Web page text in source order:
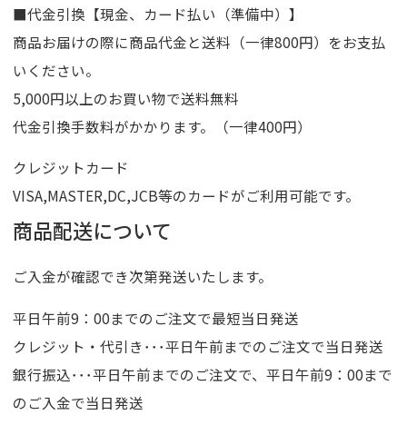
■代金引換【現金、カード払い（準備中）】
商品お届けの際に商品代金と送料（一律800円）をお支払
いください。
5,000円以上のお買い物で送料無料
代金引換手数料がかかります。（一律400円）
クレジットカード
VISA,MASTER,DC,JCB等のカードがご利用可能です。
商品配送について
ご入金が確認でき次第発送いたします。
平日午前9：00までのご注文で最短当日発送
クレジット・代引き･･･平日午前までのご注文で当日発送
銀行振込･･･平日午前までのご注文で、平日午前9：00まで
のご入金で当日発送